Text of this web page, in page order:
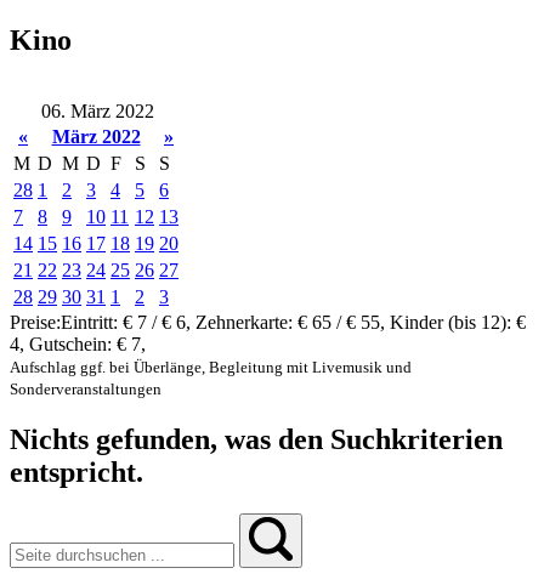
Kino
06. März 2022
«
März 2022
»
M D M D F S
S
28 1 2 3 4 5
6
7
8 9 10 11 12 13
14 15 16 17 18 19 20
21 22 23 24 25 26 27
28 29 30 31 1 2
3
Preise:Eintritt: € 7 / € 6, Zehnerkarte: € 65 / € 55, Kinder (bis 12): €
4, Gutschein: € 7,
Aufschlag ggf. bei Überlänge, Begleitung mit Livemusik und
Sonderveranstaltungen
Nichts gefunden, was den Suchkriterien
entspricht.